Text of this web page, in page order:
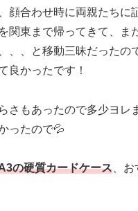
顔合わせ時に両親たちに
関東まで帰ってきて、ま
、、と移動三昧だったの
良かったです！
さもあったので多少ヨレ
ったので💦
の硬質カードケース、お